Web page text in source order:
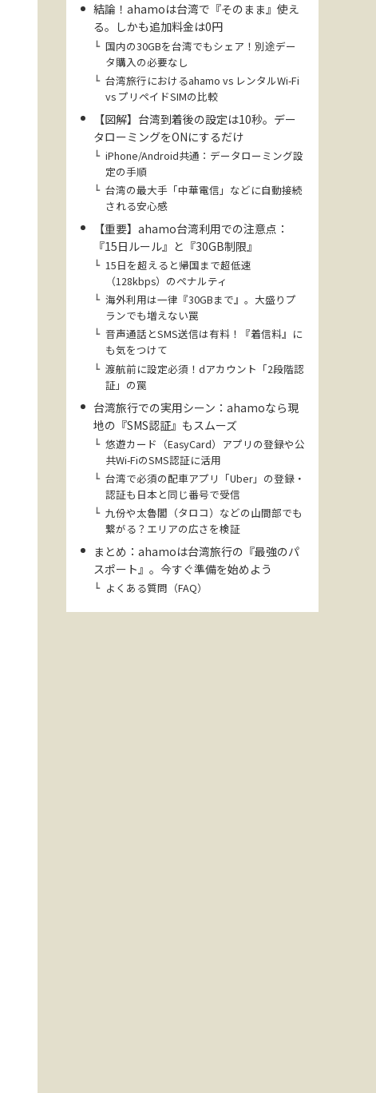
結論！ahamoは台湾で『そのまま』使え
る。しかも追加料金は0円
国内の30GBを台湾でもシェア！別途デー
タ購入の必要なし
台湾旅行におけるahamo vs レンタルWi-Fi
vs プリペイドSIMの比較
【図解】台湾到着後の設定は10秒。デー
タローミングをONにするだけ
iPhone/Android共通：データローミング設
定の手順
台湾の最大手「中華電信」などに自動接続
される安心感
【重要】ahamo台湾利用での注意点：
『15日ルール』と『30GB制限』
15日を超えると帰国まで超低速
（128kbps）のペナルティ
海外利用は一律『30GBまで』。大盛りプ
ランでも増えない罠
音声通話とSMS送信は有料！『着信料』に
も気をつけて
渡航前に設定必須！dアカウント「2段階認
証」の罠
台湾旅行での実用シーン：ahamoなら現
地の『SMS認証』もスムーズ
悠遊カード（EasyCard）アプリの登録や公
共Wi-FiのSMS認証に活用
台湾で必須の配車アプリ「Uber」の登録・
認証も日本と同じ番号で受信
九份や太魯閣（タロコ）などの山間部でも
繋がる？エリアの広さを検証
まとめ：ahamoは台湾旅行の『最強のパ
スポート』。今すぐ準備を始めよう
よくある質問（FAQ）